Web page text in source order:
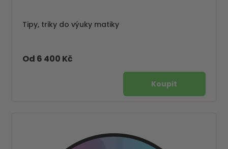
Tipy, triky do výuky matiky
Od 6 400 Kč